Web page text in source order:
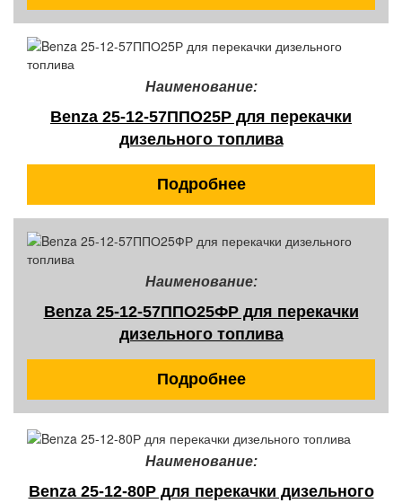
Наименование:
Benza 25-12-57ППО25Р для перекачки
дизельного топлива
Подробнее
Наименование:
Benza 25-12-57ППО25ФР для перекачки
дизельного топлива
Подробнее
Наименование:
Benza 25-12-80Р для перекачки дизельного